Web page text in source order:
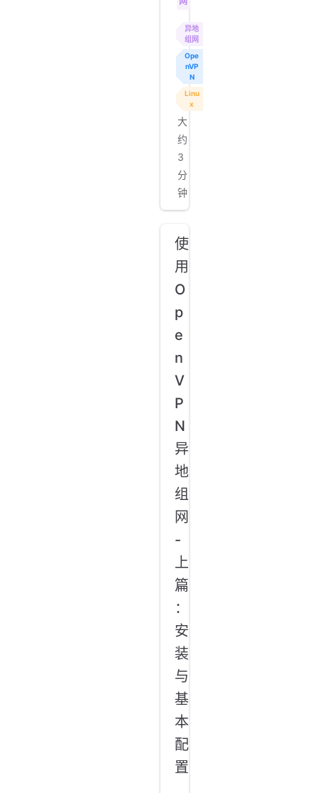
异地
组网
Ope
nVP
N
Linu
x
大
约
3
分
钟
使
用
O
p
e
n
V
P
N
异
地
组
网
-
上
篇
：
安
装
与
基
本
配
置